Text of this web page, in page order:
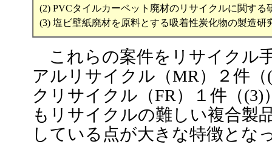
(2) PVCタイルカーペット廃材のリサイクルに関する
(3) 塩ビ壁紙廃材を原料とする吸着性炭化物の製造研
これらの案件をリサイクル
アルリサイクル（MR）２件
クリサイクル（FR）１件（
もリサイクルの難しい複合製
している点が大きな特徴とな